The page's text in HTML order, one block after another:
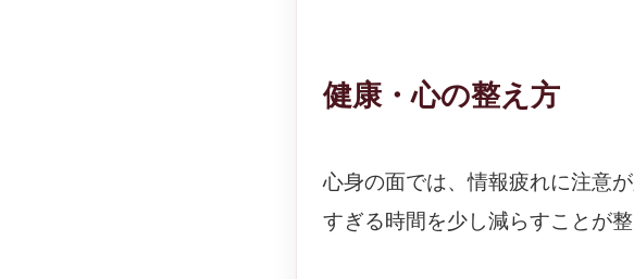
健康・心の整え方
心身の面では、情報疲れに注意
すぎる時間を少し減らすことが整